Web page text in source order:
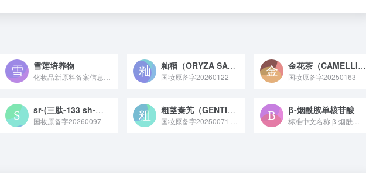
雪莲培养物
化妆品新原料备案信息 ——“国妆原备字20210004”基本...
籼稻（ORYZA SATIVA SUBSP. INDICA）壳提取物
国妆原备字20260122
金花茶（CAMELLIA PETELOTII）花提取物
国妆原备字20250163
sr-(三肽-133 sh-多肽-2 六肽-40）
国妆原备字20260097
粗茎秦艽（GENTIANA CRASSICAULIS）根提取物
国妆原备字20250071 粗茎秦艽（GENTIANA CRASSICAULIS）根提取物是从龙胆科秦艽属植物粗茎秦艽的根部提取的活性原料，富含龙胆苦苷、黄酮类等成分，具备抗氧化、舒缓皮肤外界刺激的特性，常作为天然功效成分应用于敏感肌护理或维稳类化妆品领域。
β-烟酰胺单核苷酸
标准中文名称 β-烟酰胺单核苷酸 备案号 国妆原备字2023...